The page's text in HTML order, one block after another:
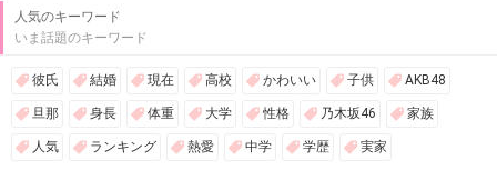
人気のキーワード
いま話題のキーワード
彼氏 結婚 現在 高校 かわいい 子供 AKB48
旦那 身長 体重 大学 性格 乃木坂46 家族
人気 ランキング 熱愛 中学 学歴 実家